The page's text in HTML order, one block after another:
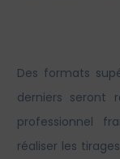
Des formats
derniers seront
professionnel
réaliser les